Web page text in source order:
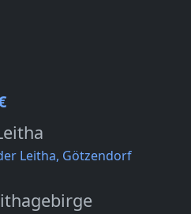
Leitha, Götzendorf